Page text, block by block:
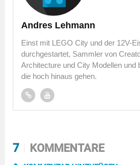
Andres Lehmann
Einst mit LEGO City und der 12V-
durchgestartet, Sammler von
Architecture und City Modellen und
die hoch hinaus gehen.
7 KOMMENTARE